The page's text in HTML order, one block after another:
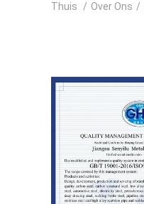
Thuis / Over Ons /